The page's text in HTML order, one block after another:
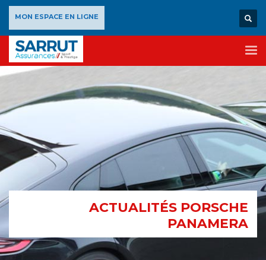
MON ESPACE EN LIGNE
ACTUALITÉS PORSCHE
PANAMERA